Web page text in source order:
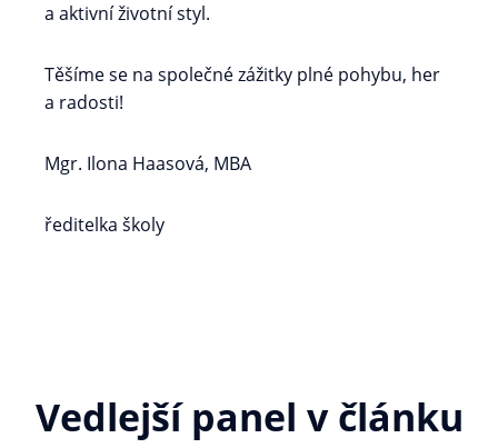
a aktivní životní styl.
Těšíme se na společné zážitky plné pohybu, her
a radosti!
Mgr. Ilona Haasová, MBA
ředitelka školy
Vedlejší panel v článku